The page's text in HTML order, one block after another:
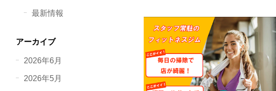
最新情報
アーカイブ
2026年6月
2026年5月